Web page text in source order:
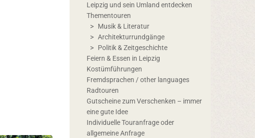
Leipzig und sein Umland entdecken
Thementouren
Musik & Literatur
Architekturrundgänge
Politik & Zeitgeschichte
Feiern & Essen in Leipzig
Kostümführungen
Fremdsprachen / other languages
Radtouren
Gutscheine zum Verschenken – immer
eine gute Idee
Individuelle Touranfrage oder
allgemeine Anfrage